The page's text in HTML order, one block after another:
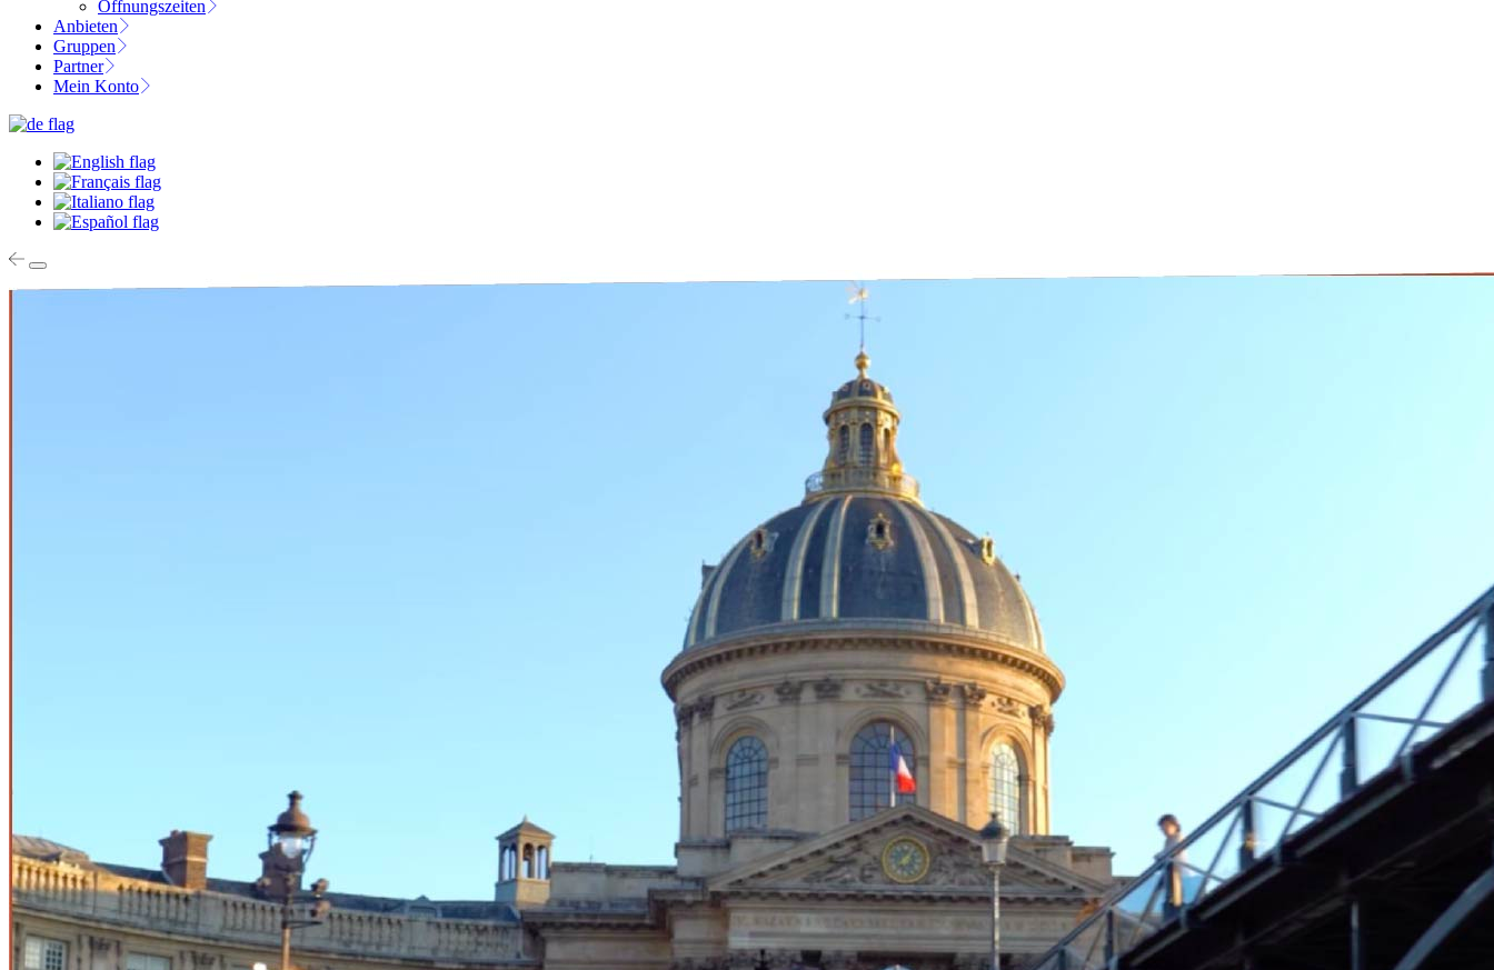
Öffnungszeiten
Anbieten
Gruppen
Partner
Mein Konto